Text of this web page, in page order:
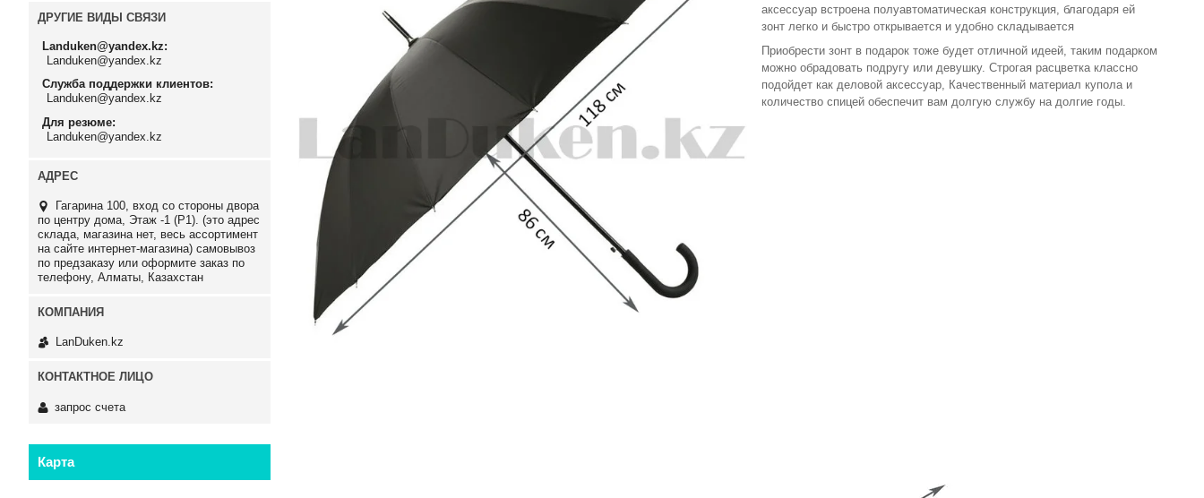
аксессуар встроена полуавтоматическая конструкция, благодаря ей
зонт легко и быстро открывается и удобно складывается
Приобрести зонт в подарок тоже будет отличной идеей, таким подарком
можно обрадовать подругу или девушку. Строгая расцветка классно
подойдет как деловой аксессуар, Качественный материал купола и
количество спицей обеспечит вам долгую службу на долгие годы.
ДРУГИЕ ВИДЫ СВЯЗИ
Landuken@yandex.kz
Landuken@yandex.kz
Служба поддержки клиентов
Landuken@yandex.kz
Для резюме
Landuken@yandex.kz
Гагарина 100, вход со стороны двора
по центру дома, Этаж -1 (P1). (это адрес
склада, магазина нет, весь ассортимент
на сайте интернет-магазина) самовывоз
по предзаказу или оформите заказ по
телефону, Алматы, Казахстан
LanDuken.kz
запрос счета
Карта